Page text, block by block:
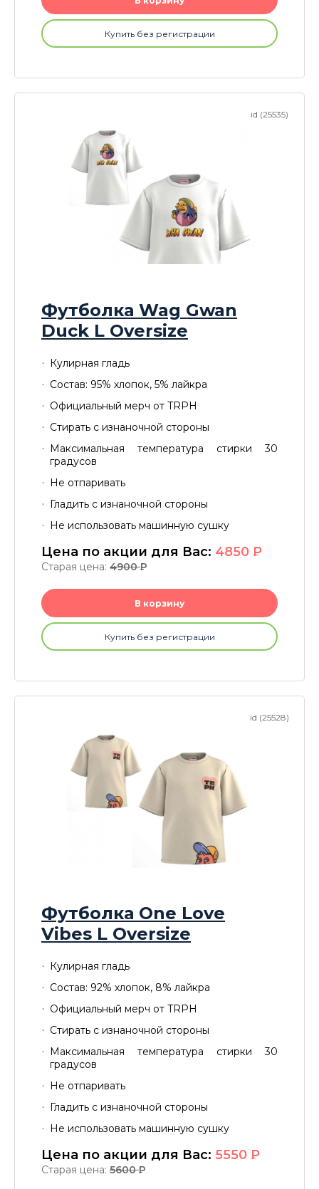
Купить без регистрации
id (25535)
Футболка Wag Gwan
Duck L Oversize
Кулирная гладь
Состав: 95% хлопок, 5% лайкра
Официальный мерч от TRPH
Стирать с изнаночной стороны
Максимальная температура стирки 30
градусов
Не отпаривать
Гладить с изнаночной стороны
Не использовать машинную сушку
Цена по акции для Вас: 4850 P
Старая цена: 4900P
В корзину
Купить без регистрации
id (25528)
Футболка One Love
Vibes L Oversize
Кулирная гладь
Состав: 92% хлопок, 8% лайкра
Официальный мерч от TRPH
Стирать с изнаночной стороны
Максимальная температура стирки 30
градусов
Не отпаривать
Гладить с изнаночной стороны
Не использовать машинную сушку
Цена по акции для Вас: 5550 P
Старая цена: 5600P